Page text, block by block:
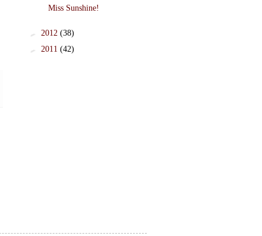
Miss Sunshine!
► 2012 (38)
► 2011 (42)